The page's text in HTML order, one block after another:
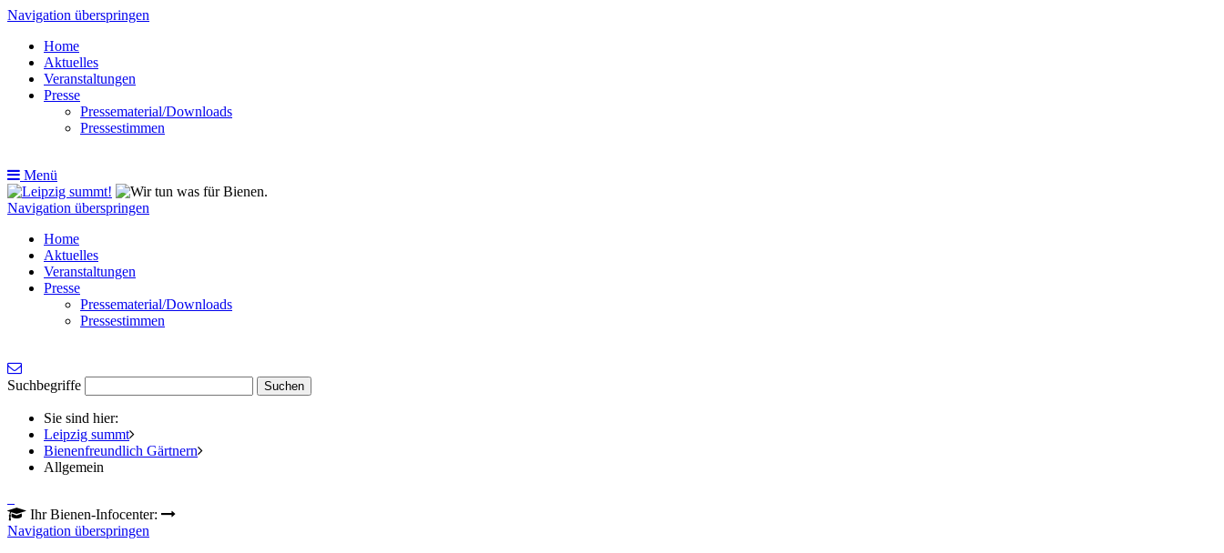
Navigation überspringen
Home
Aktuelles
Veranstaltungen
Presse
Pressematerial/Downloads
Pressestimmen
Menü
Navigation überspringen
Home
Aktuelles
Veranstaltungen
Presse
Pressematerial/Downloads
Pressestimmen
Suchbegriffe
Sie sind hier:
Leipzig summt
Bienenfreundlich Gärtnern
Allgemein
Ihr Bienen-Infocenter:
Navigation überspringen